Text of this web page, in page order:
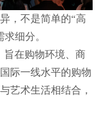
，不是简单的“高
细分。
旨在购物环境、商
际一线水平的购物
艺术生活相结合，